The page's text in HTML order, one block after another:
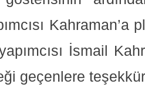
Kahraman’a
İsmail
geçenlere